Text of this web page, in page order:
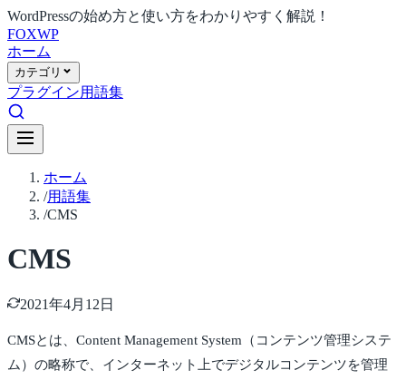
WordPressの始め方と使い方をわかりやすく解説！
FOXWP
ホーム
カテゴリ
プラグイン用語集
ホーム
/用語集
/CMS
CMS
2021年4月12日
CMSとは、Content Management System（コンテンツ管理システ
ム）の略称で、インターネット上でデジタルコンテンツを管理